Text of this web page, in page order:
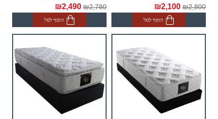
₪2,800
₪2,100
הוסף לסל
₪2,780
₪2,490
הוסף לסל